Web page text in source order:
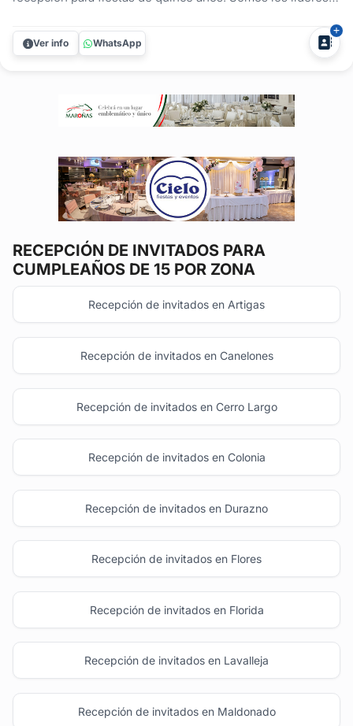
memorables para tu día especial. ¿Qué te ofrecemos?
Recepción de Invitados A medida Ofrecemos una amplia
Ver info WhatsApp
RECEPCIÓN DE INVITADOS PARA
CUMPLEAÑOS DE 15 POR ZONA
Recepción de invitados en Artigas
Recepción de invitados en Canelones
Recepción de invitados en Cerro Largo
Recepción de invitados en Colonia
Recepción de invitados en Durazno
Recepción de invitados en Flores
Recepción de invitados en Florida
Recepción de invitados en Lavalleja
Recepción de invitados en Maldonado